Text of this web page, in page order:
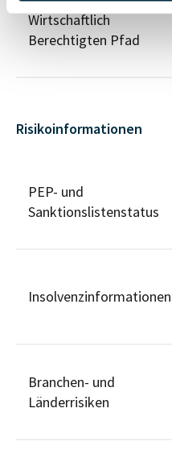
Wirtschaftlich
Berechtigten Pfad
Risikoinformationen
PEP- und
Sanktionslistenstatus
Insolvenzinformationen
Branchen- und
Länderrisiken